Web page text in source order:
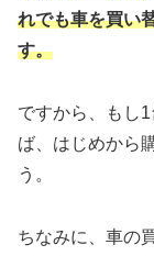
れでも車を買い
す。
ですから、もし
ば、はじめから
う。
ちなみに、車の